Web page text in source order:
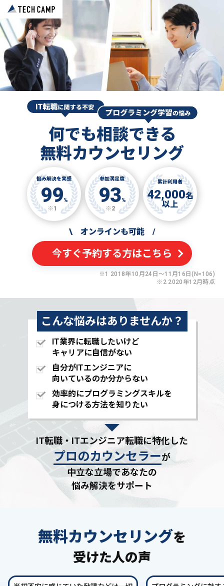
何でも相談できる
無料カウンセリング
悩み解決を実感
99%
※1
参加満足度
93%
※2
累計利用者
42,000名
以上
\ オンラインも可能 /
今すぐ予約する方はこちら
※1 2018年10月24日〜11月16日(N=106)
※2 2020年12月時点
こんな悩みはありませんか？
IT業界に転職したいけど
キャリアに自信がない
自分がITエンジニアに
向いているのか分からない
効率的にプログラミングスキルを
身につける方法を知りたい
IT転職・ITエンジニア転職に特化した
プロのカウンセラーが
中立な立場であなたの
悩み解決をサポート
無料カウンセリングを
受けた人の声